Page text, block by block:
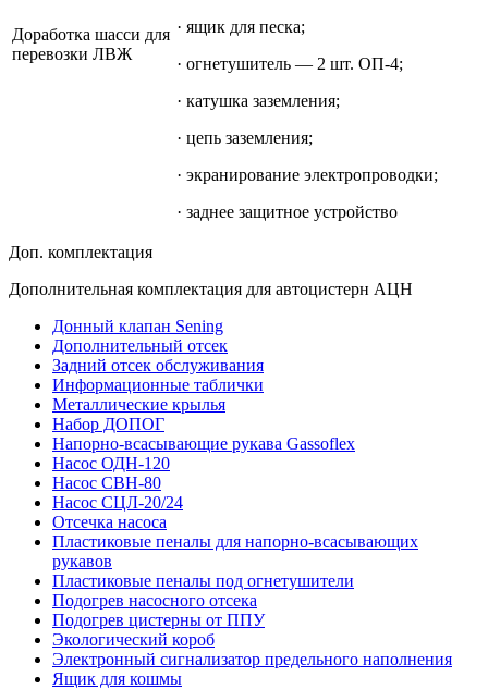
Доработка шасси для
перевозки ЛВЖ
· ящик для песка;
· огнетушитель — 2 шт. ОП-4;
· катушка заземления;
· цепь заземления;
· экранирование электропроводки;
· заднее защитное устройство
Доп. комплектация
Дополнительная комплектация для автоцистерн АЦН
Донный клапан Sening
Дополнительный отсек
Задний отсек обслуживания
Информационные таблички
Металлические крылья
Набор ДОПОГ
Напорно-всасывающие рукава Gassoflex
Насос ОДН-120
Насос СВН-80
Насос СЦЛ-20/24
Отсечка насоса
Пластиковые пеналы для напорно-всасывающих
рукавов
Пластиковые пеналы под огнетушители
Подогрев насосного отсека
Подогрев цистерны от ППУ
Экологический короб
Электронный сигнализатор предельного наполнения
Ящик для кошмы